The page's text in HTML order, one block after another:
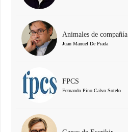
Animales de compañía
Juan Manuel De Prada
FPCS
Fernando Pino Calvo Sotelo